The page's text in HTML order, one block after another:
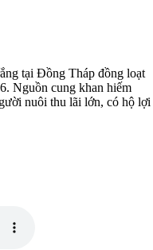
tại Đồng Tháp đồng loạt
Nguồn cung khan hiếm
nuôi thu lãi lớn, có hộ lợi